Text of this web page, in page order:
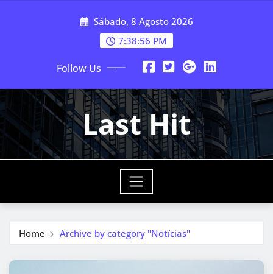
Sábado, 8 Agosto 2026
7:38:58 PM
Follow Us
Last Hit
Home Archive by category "Notícias"